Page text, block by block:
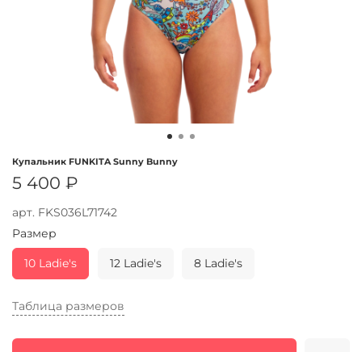
арт. FKS036L71742
Купальник FUNKITA Sunny Bunny
5 400 ₽
Таблица размеров
Размер
10 Ladie's 12 Ladie's 8 Ladie's